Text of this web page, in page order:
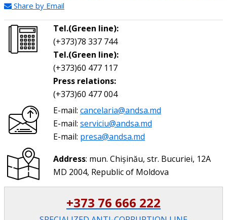
Share by Email
Tel.(Green line):
(+373)78 337 744
Tel.(Green line):
(+373)60 477 117
Press relations:
(+373)60 477 004
E-mail: cancelaria@andsa.md
E-mail: serviciu@andsa.md
E-mail: presa@andsa.md
Address: mun. Chișinău, str. Bucuriei, 12A
MD 2004, Republic of Moldova
+373 76 666 222